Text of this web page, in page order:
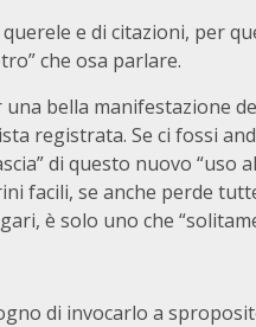
e di citazioni, per
che osa parlare.
bella manifestazione
registrata. Se ci fossi
di questo nuovo “uso
facili, se anche perde
è solo uno che
di invocarlo a